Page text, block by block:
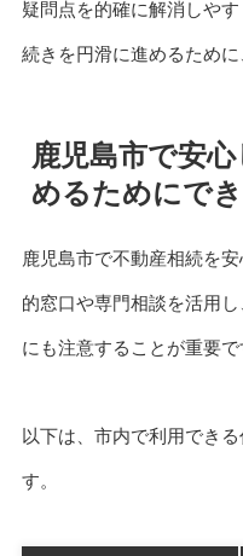
疑問点を的確に解消しや
続きを円滑に進めるために
鹿児島市で安
めるためにで
鹿児島市で不動産相続を
的窓口や専門相談を活用
にも注意することが重要で
以下は、市内で利用でき
す。